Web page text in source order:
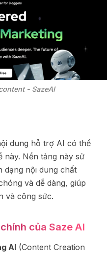
- SazeAI
dung hỗ trợ AI có thể
này. Nền tảng này sử
dạng nội dung chất
và dễ dàng, giúp
và công sức.
của Saze AI
AI (Content Creation